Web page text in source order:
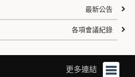
最新公告
各項會議紀錄
更多連結